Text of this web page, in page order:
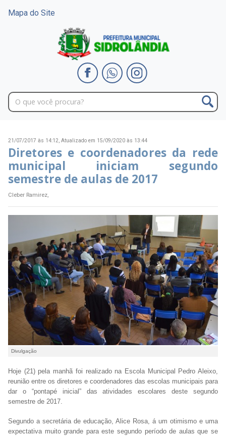
Mapa do Site
21/07/2017 às 14:12, Atualizado em 15/09/2020 às 13:44
Diretores e coordenadores da rede
municipal iniciam segundo
semestre de aulas de 2017
Cleber Ramirez,
Divulgação
Hoje (21) pela manhã foi realizado na Escola Municipal Pedro Aleixo,
reunião entre os diretores e coordenadores das escolas municipais para
dar o “pontapé inicial” das atividades escolares deste segundo
semestre de 2017.
Segundo a secretária de educação, Alice Rosa, á um otimismo e uma
expectativa muito grande para este segundo período de aulas que se